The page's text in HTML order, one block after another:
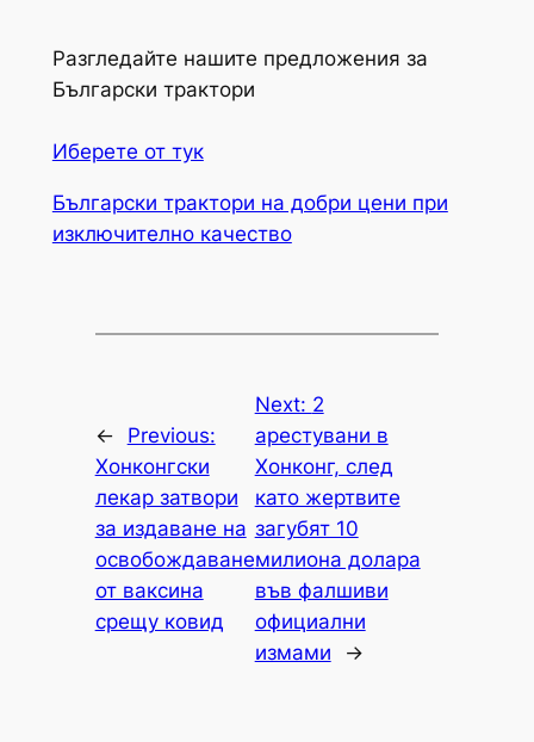
Разгледайте нашите предложения за
Български трактори
Иберете от тук
Български трактори на добри цени при
изключително качество
←
Previous:
Хонконгски
лекар затвори
за издаване на
освобождаване
от ваксина
срещу ковид
Next: 2
арестувани в
Хонконг, след
като жертвите
загубят 10
милиона долара
във фалшиви
официални
измами
→